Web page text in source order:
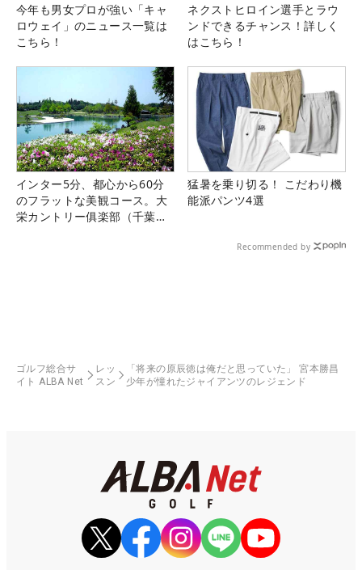
今年も男女プロが強い「キャ
ロウェイ」のニュース一覧は
こちら！
ネクストヒロイン選手とラウ
ンドできるチャンス！詳しく
はこちら！
インター5分、都心から60分
のフラットな美観コース。大
栄カントリー俱楽部（千葉
猛暑を乗り切る！ こだわり機
能派パンツ4選
Recommended by
ゴルフ総合サ
イト ALBA Net
レッ
スン
「将来の原辰徳は俺だと思っていた」 宮本勝昌
少年が憧れたジャイアンツのレジェンド